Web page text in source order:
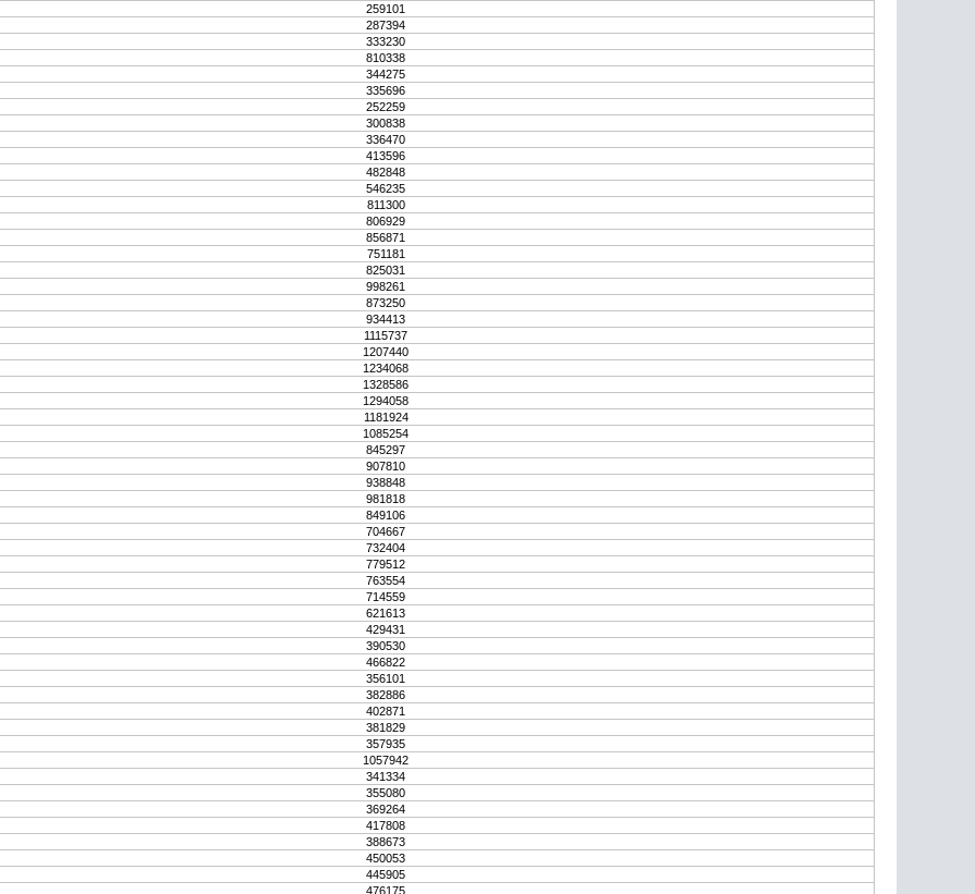
259101
287394
333230
810338
344275
335696
252259
300838
336470
413596
482848
546235
811300
806929
856871
751181
825031
998261
873250
934413
1115737
1207440
1234068
1328586
1294058
1181924
1085254
845297
907810
938848
981818
849106
704667
732404
779512
763554
714559
621613
429431
390530
466822
356101
382886
402871
381829
357935
1057942
341334
355080
369264
417808
388673
450053
445905
476175